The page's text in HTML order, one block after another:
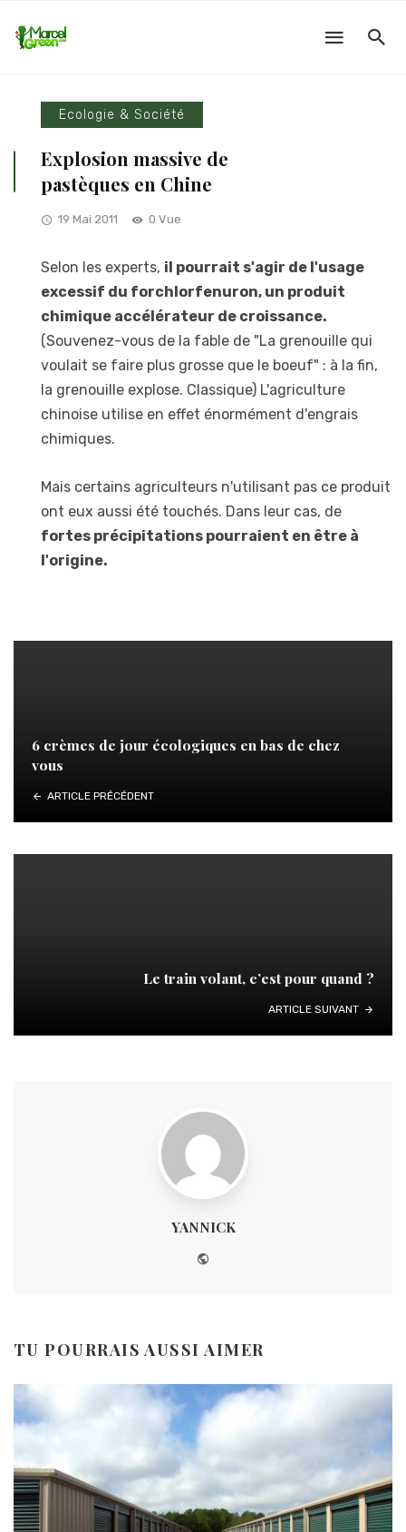
Ecologie & Société
Explosion massive de
pastèques en Chine
19 Mai 2011 0 Vue
Selon les experts, il pourrait s'agir de l'usage
excessif du forchlorfenuron, un produit
chimique accélérateur de croissance.
(Souvenez-vous de la fable de "La grenouille qui
voulait se faire plus grosse que le boeuf" : à la fin,
la grenouille explose. Classique) L'agriculture
chinoise utilise en effet énormément d'engrais
chimiques.
Mais certains agriculteurs n'utilisant pas ce produit
ont eux aussi été touchés. Dans leur cas, de
fortes précipitations pourraient en être à
l'origine.
6 crèmes de jour écologiques en bas de chez
vous
ARTICLE PRÉCÉDENT
Le train volant, c’est pour quand ?
ARTICLE SUIVANT
YANNICK
TU POURRAIS AUSSI AIMER